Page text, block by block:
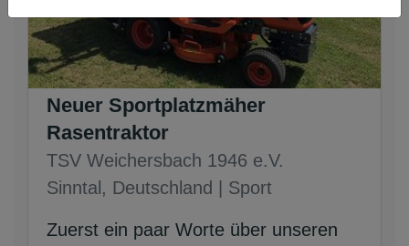
Neuer Sportplatzmäher
Rasentraktor
TSV Weichersbach 1946 e.V.
Sinntal, Deutschland | Sport
Zuerst ein paar Worte über unseren